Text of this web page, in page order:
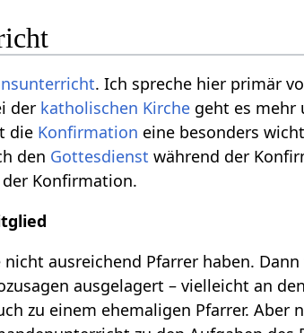
. Ich spreche hier primär
der katholischen Kirche geht es mehr
die Konfirmation eine besonders
den Gottesdienst während der
Konfirmation.
nicht ausreichend Pfarrer haben.
ausgelagert – vielleicht an
zu einem ehemaligen Pfarrer.